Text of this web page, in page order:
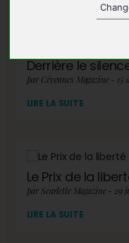
Derrière le
par
LIRE LA SUITE
Le Prix de la
par
LIRE LA SUITE